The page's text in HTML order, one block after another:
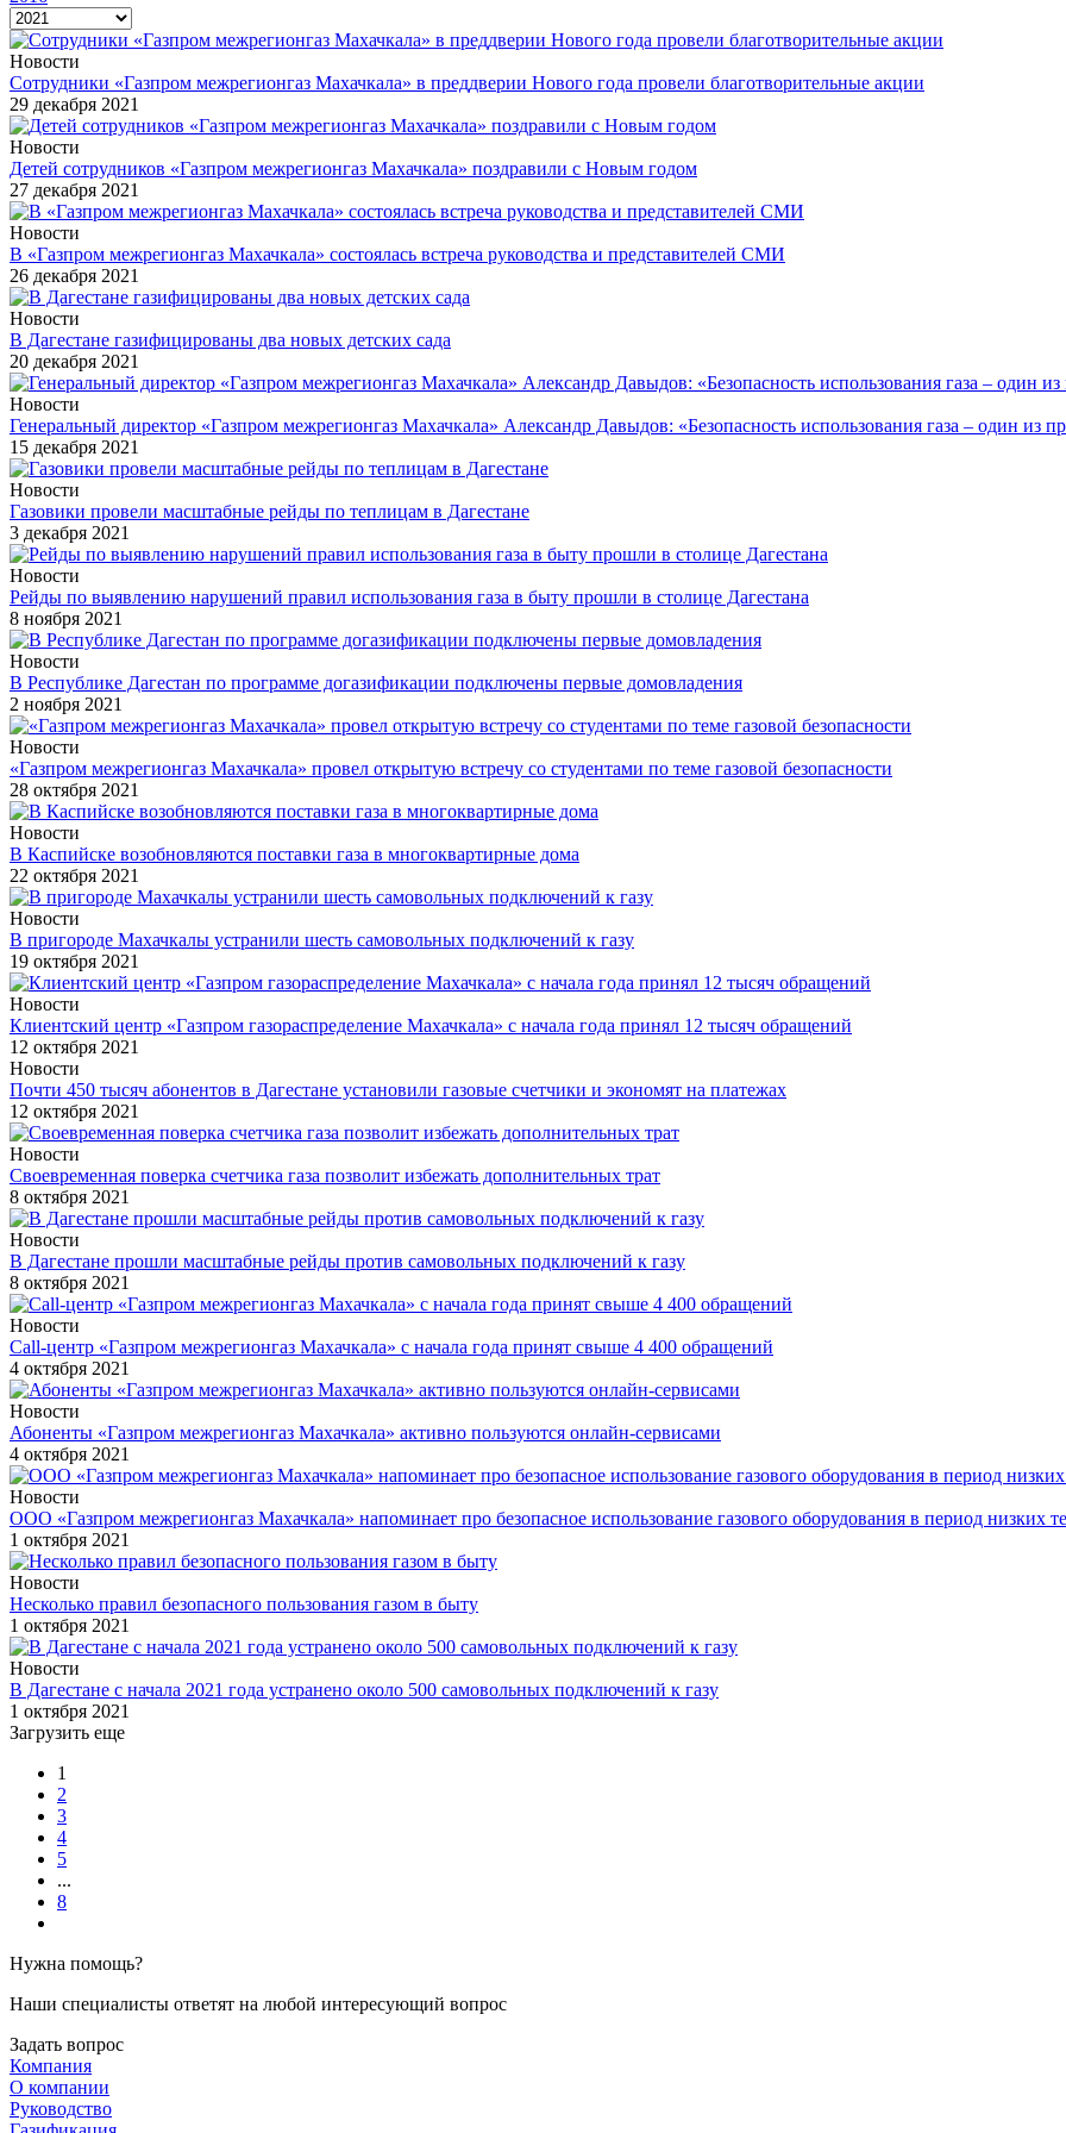
Новости
Сотрудники «Газпром межрегионгаз Махачкала» в преддверии Нового года провели благотворительные акции
29 декабря 2021
Новости
Детей сотрудников «Газпром межрегионгаз Махачкала» поздравили с Новым годом
27 декабря 2021
Новости
В «Газпром межрегионгаз Махачкала» состоялась встреча руководства и представителей СМИ
26 декабря 2021
Новости
В Дагестане газифицированы два новых детских сада
20 декабря 2021
Новости
Генеральный директор «Газпром межрегионгаз Махачкала» Александр Давыдов: «Безопасность использования газа – один из
15 декабря 2021
Новости
Газовики провели масштабные рейды по теплицам в Дагестане
3 декабря 2021
Новости
Рейды по выявлению нарушений правил использования газа в быту прошли в столице Дагестана
8 ноября 2021
Новости
В Республике Дагестан по программе догазификации подключены первые домовладения
2 ноября 2021
Новости
«Газпром межрегионгаз Махачкала» провел открытую встречу со студентами по теме газовой безопасности
28 октября 2021
Новости
В Каспийске возобновляются поставки газа в многоквартирные дома
22 октября 2021
Новости
В пригороде Махачкалы устранили шесть самовольных подключений к газу
19 октября 2021
Новости
Клиентский центр «Газпром газораспределение Махачкала» с начала года принял 12 тысяч обращений
12 октября 2021
Новости
Почти 450 тысяч абонентов в Дагестане установили газовые счетчики и экономят на платежах
12 октября 2021
Новости
Своевременная поверка счетчика газа позволит избежать дополнительных трат
8 октября 2021
Новости
В Дагестане прошли масштабные рейды против самовольных подключений к газу
8 октября 2021
Новости
Call-центр «Газпром межрегионгаз Махачкала» с начала года принят свыше 4 400 обращений
4 октября 2021
Новости
Абоненты «Газпром межрегионгаз Махачкала» активно пользуются онлайн-сервисами
4 октября 2021
Новости
ООО «Газпром межрегионгаз Махачкала» напоминает про безопасное использование газового оборудования в период низких
1 октября 2021
Новости
Несколько правил безопасного пользования газом в быту
1 октября 2021
Новости
В Дагестане с начала 2021 года устранено около 500 самовольных подключений к газу
1 октября 2021
Загрузить еще
1
2
3
4
5
...
8
Нужна помощь?
Наши специалисты ответят на любой интересующий вопрос
Задать вопрос
Компания
О компании
Руководство